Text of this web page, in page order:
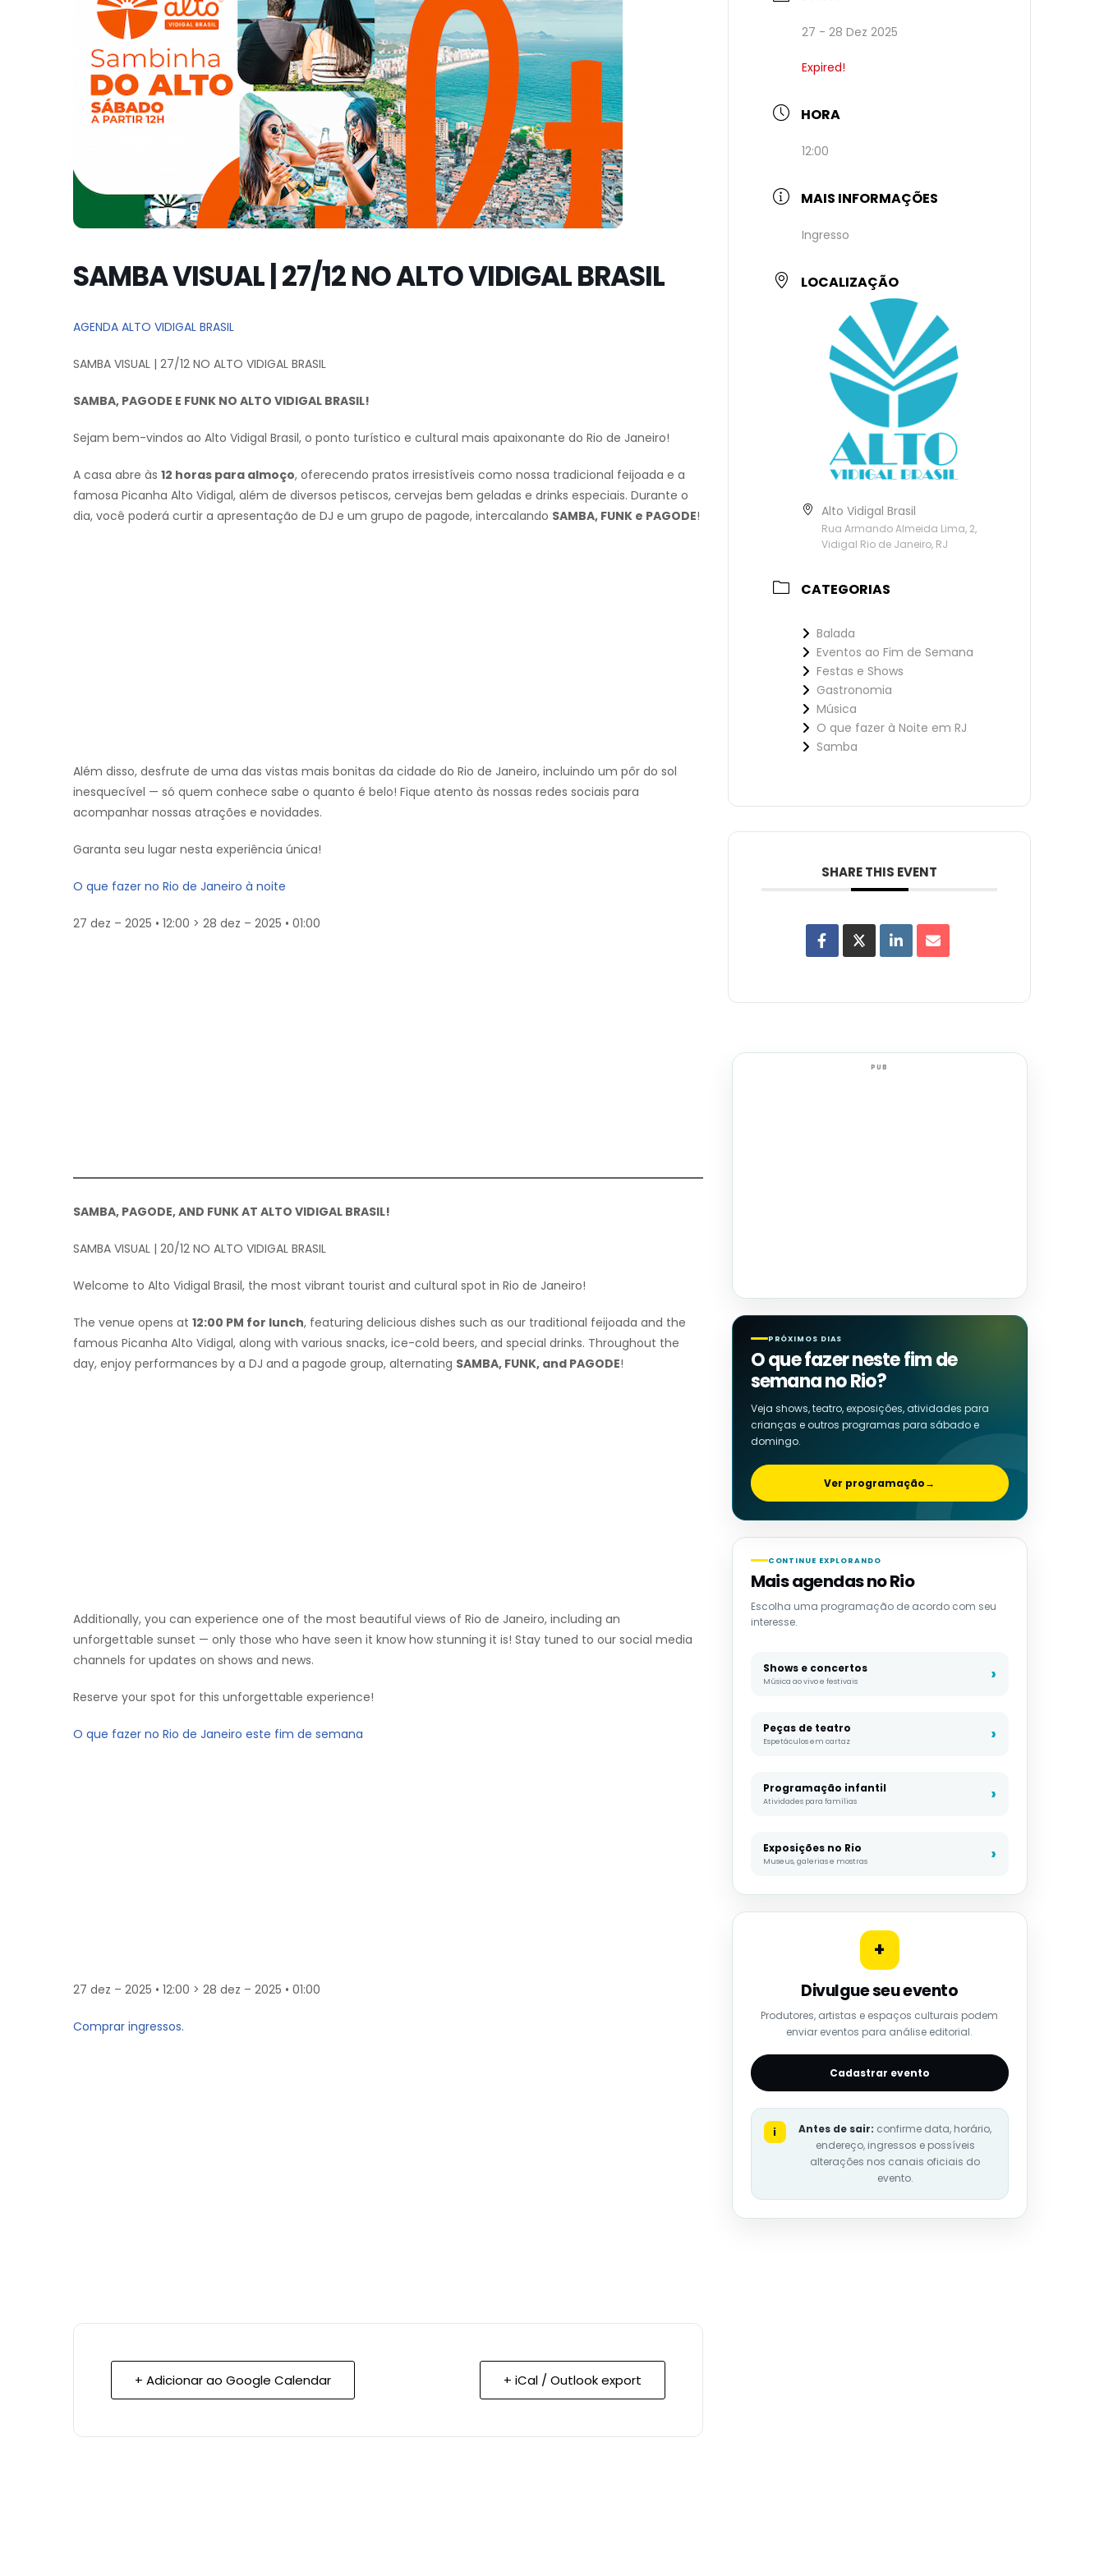
SAMBA VISUAL | 27/12 NO ALTO VIDIGAL BRASIL
AGENDA ALTO VIDIGAL BRASIL
SAMBA VISUAL | 27/12 NO ALTO VIDIGAL BRASIL
SAMBA, PAGODE E FUNK NO ALTO VIDIGAL BRASIL!
Sejam bem-vindos ao Alto Vidigal Brasil, o ponto turístico e cultural mais apaixonante do Rio de Janeiro!
A casa abre às 12 horas para almoço, oferecendo pratos irresistíveis como nossa tradicional feijoada e a
famosa Picanha Alto Vidigal, além de diversos petiscos, cervejas bem geladas e drinks especiais. Durante o
dia, você poderá curtir a apresentação de DJ e um grupo de pagode, intercalando SAMBA, FUNK e PAGODE!
Além disso, desfrute de uma das vistas mais bonitas da cidade do Rio de Janeiro, incluindo um pôr do sol
inesquecível — só quem conhece sabe o quanto é belo! Fique atento às nossas redes sociais para
acompanhar nossas atrações e novidades.
Garanta seu lugar nesta experiência única!
O que fazer no Rio de Janeiro à noite
27 dez – 2025 • 12:00 > 28 dez – 2025 • 01:00
SAMBA, PAGODE, AND FUNK AT ALTO VIDIGAL BRASIL!
SAMBA VISUAL | 20/12 NO ALTO VIDIGAL BRASIL
Welcome to Alto Vidigal Brasil, the most vibrant tourist and cultural spot in Rio de Janeiro!
The venue opens at 12:00 PM for lunch, featuring delicious dishes such as our traditional feijoada and the
famous Picanha Alto Vidigal, along with various snacks, ice-cold beers, and special drinks. Throughout the
day, enjoy performances by a DJ and a pagode group, alternating SAMBA, FUNK, and PAGODE!
Additionally, you can experience one of the most beautiful views of Rio de Janeiro, including an
unforgettable sunset — only those who have seen it know how stunning it is! Stay tuned to our social media
channels for updates on shows and news.
Reserve your spot for this unforgettable experience!
O que fazer no Rio de Janeiro este fim de semana
27 dez – 2025 • 12:00 > 28 dez – 2025 • 01:00
Comprar ingressos.
+ Adicionar ao Google Calendar + iCal / Outlook export
27 - 28 Dez 2025
Expired!
HORA
12:00
MAIS INFORMAÇÕES
Ingresso
LOCALIZAÇÃO
Alto Vidigal Brasil
Rua Armando Almeida Lima, 2,
Vidigal Rio de Janeiro, RJ
CATEGORIAS
Balada
Eventos ao Fim de Semana
Festas e Shows
Gastronomia
Música
O que fazer à Noite em RJ
Samba
SHARE THIS EVENT
PUB
PRÓXIMOS DIAS
O que fazer neste fim de
semana no Rio?
Veja shows, teatro, exposições, atividades para
crianças e outros programas para sábado e
domingo.
Ver programação→
CONTINUE EXPLORANDO
Mais agendas no Rio
Escolha uma programação de acordo com seu
interesse.
Shows e concertos
Música ao vivo e festivais
Peças de teatro
Espetáculos em cartaz
Programação infantil
Atividades para famílias
Exposições no Rio
Museus, galerias e mostras
+
Divulgue seu evento
Produtores, artistas e espaços culturais podem
enviar eventos para análise editorial.
Cadastrar evento
i Antes de sair: confirme data, horário,
endereço, ingressos e possíveis
alterações nos canais oficiais do
evento.